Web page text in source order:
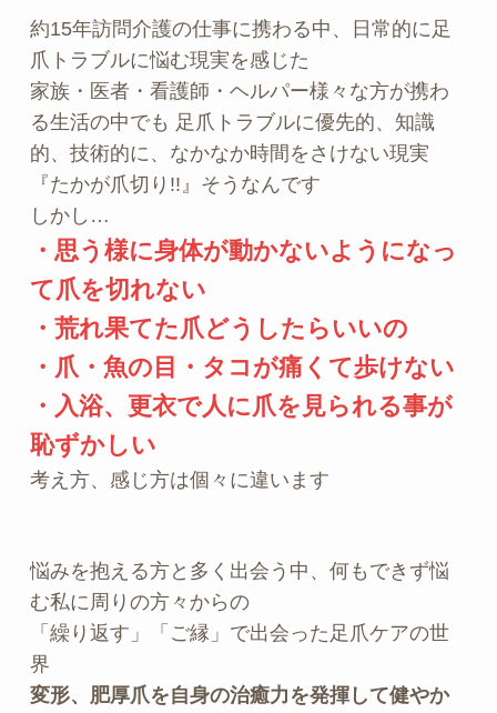
約15年訪問介護の仕事に携わる中、日常的に足
爪トラブルに悩む現実を感じた
家族・医者・看護師・ヘルパー様々な方が携わ
る生活の中でも 足爪トラブルに優先的、知識
的、技術的に、なかなか時間をさけない現実
『たかが爪切り!!』そうなんです
しかし…
・思う様に身体が動かないようになっ
て爪を切れない
・荒れ果てた爪どうしたらいいの
・爪・魚の目・タコが痛くて歩けない
・入浴、更衣で人に爪を見られる事が
恥ずかしい
考え方、感じ方は個々に違います
悩みを抱える方と多く出会う中、何もできず悩
む私に周りの方々からの
「繰り返す」「ご縁」で出会った足爪ケアの世
界
変形、肥厚爪を自身の治癒力を発揮して健やか